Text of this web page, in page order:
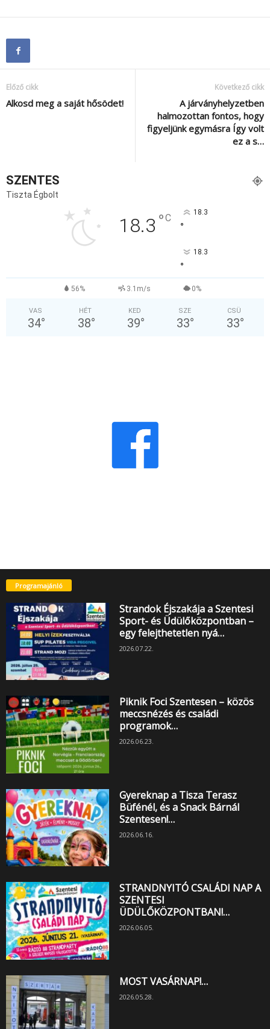
Előző cikk
Alkosd meg a saját hősödet!
Következő cikk
A járványhelyzetben
halmozottan fontos, hogy
figyeljünk egymásra Így volt
ez a s…
SZENTES
Tiszta Égbolt
18.3 °C 18.3
°
18.3
°
56% 3.1m/s 0%
VAS
34°
HÉT
38°
KED
39°
SZE
33°
CSÜ
33°
Programajánló
Strandok Éjszakája a Szentesi
Sport- és Üdülőközpontban –
egy felejthetetlen nyá…
2026.07.22.
Piknik Foci Szentesen – közös
meccsnézés és családi
programok…
2026.06.23.
Gyereknap a Tisza Terasz
Büfénél, és a Snack Bárnál
Szentesen!…
2026.06.16.
STRANDNYITÓ CSALÁDI NAP A
SZENTESI
ÜDÜLŐKÖZPONTBAN!…
2026.06.05.
MOST VASÁRNAP!…
2026.05.28.